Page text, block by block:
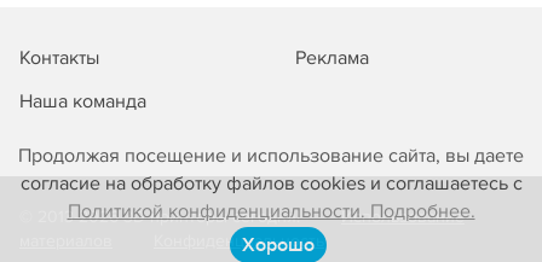
Продолжая посещение и использование сайта, вы даете
согласие на обработку файлов cookies и соглашаетесь с
Политикой конфиденциальности. Подробнее.
Хорошо
Контакты
Реклама
Наша команда
© 2013-2026 3D-принтеры сегодня!
Использование
Конфиденциальность